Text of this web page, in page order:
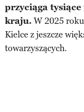
przyciąga tysiące
kraju. W 2025
Kielce z jeszcze
towarzyszących.